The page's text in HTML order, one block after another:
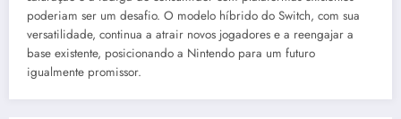
poderiam ser um desafio. O modelo híbrido do Switch, com sua
versatilidade, continua a atrair novos jogadores e a reengajar a
base existente, posicionando a Nintendo para um futuro
igualmente promissor.